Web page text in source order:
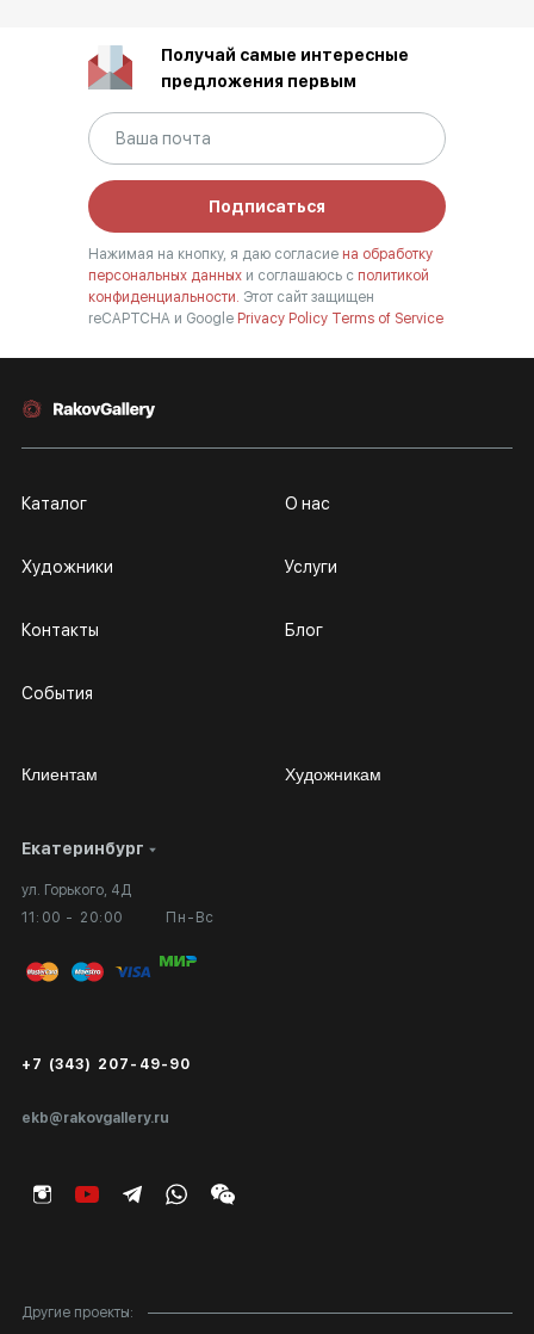
Получай самые интересные
предложения первым
Подписаться
Нажимая на кнопку, я даю согласие на обработку
персональных данных и соглашаюсь с политикой
конфиденциальности. Этот сайт защищен
reCAPTCHA и Google Privacy Policy Terms of Service
Екатеринбург
ул. Горького, 4Д
11:00 - 20:00
Пн-Вс
ekb@rakovgallery.ru
+7 (343) 207-49-90
Каталог
Художники
Контакты
События
О нас
Услуги
Блог
Другие проекты:
Клиентам
Личный кабинет
Вопросы и ответы
Публичная оферта
Экспертиза/Вывоз за границу
Подарочные сертификаты
Художникам
Сотрудничество
Выставка в галерее